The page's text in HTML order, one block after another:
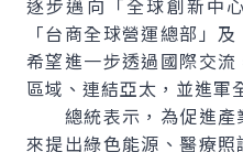
逐步邁向「全球創新中
「台商全球營運總部」
希望進一步透過國際交
區域、連結亞太，並進軍
總統表示，為促進產
來提出綠色能源、醫療照